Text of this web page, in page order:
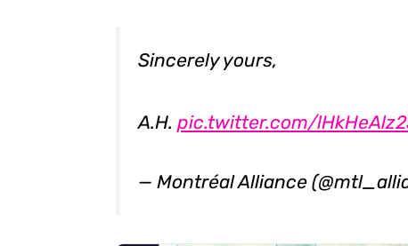
Sincerely yours,
A.H.pic.twitter.com/
— Montréal Alliance